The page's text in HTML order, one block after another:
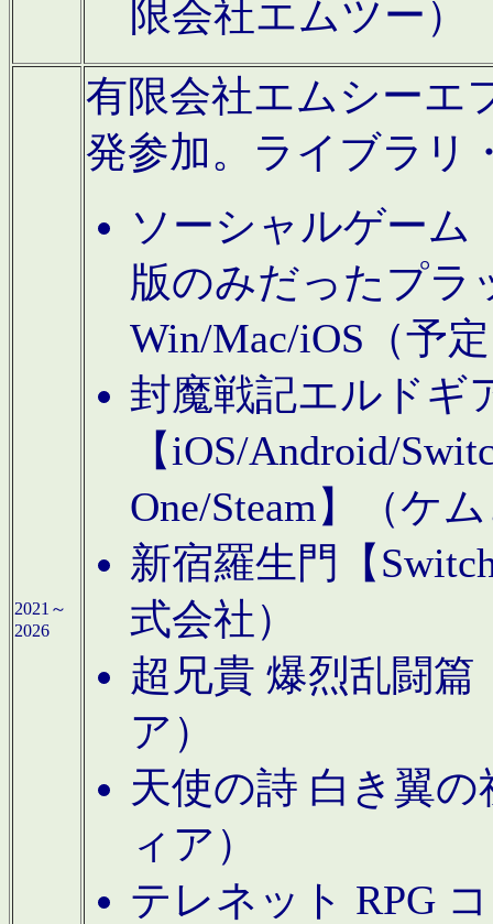
限会社エムツー）
2021～
2026
有限会社エムシーエ
発参加。ライブラリ
ソーシャルゲーム
版のみだったプラ
Win/Mac/iOS（予
封魔戦記エルドギ
【iOS/Android/
One/Steam】（ケ
新宿羅生門【
式会社）
超兄貴 爆烈乱闘篇
ア）
天使の詩 白き翼
ィア）
テレネット RPG